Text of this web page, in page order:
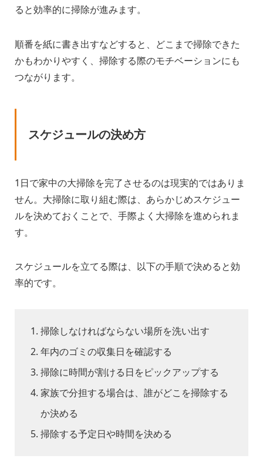
ると効率的に掃除が進みます。
順番を紙に書き出すなどすると、どこまで掃除できた
かもわかりやすく、掃除する際のモチベーションにも
つながります。
スケジュールの決め方
1日で家中の大掃除を完了させるのは現実的ではありま
せん。大掃除に取り組む際は、あらかじめスケジュー
ルを決めておくことで、手際よく大掃除を進められま
す。
スケジュールを立てる際は、以下の手順で決めると効
率的です。
掃除しなければならない場所を洗い出す
年内のゴミの収集日を確認する
掃除に時間が割ける日をピックアップする
家族で分担する場合は、誰がどこを掃除する
か決める
掃除する予定日や時間を決める